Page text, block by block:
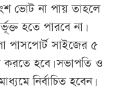
ভোট না পায় তাহলে
হতে পারবে না।
পাসপোর্ট সাইজের ৫
করতে হবে। সভাপতি ও
নির্বাচিত হবেন।